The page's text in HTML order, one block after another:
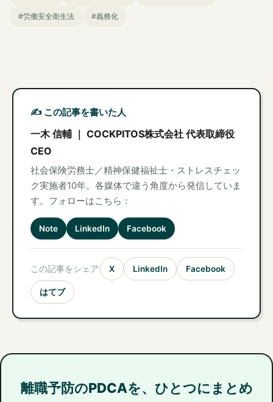
#労働安全衛生法 #義務化
✍️ この記事を書いた人
一木 信輔 ｜ COCKPITOS株式会社 代表取締役
CEO
社会保険労務士／精神保健福祉士・ストレスチェッ
ク実施者10年。各媒体で違う角度から発信していま
す。フォローはこちら：
Note LinkedIn Facebook
この記事をシェア X LinkedIn Facebook
はてブ
離職予防のPDCAを、ひとつにまとめ